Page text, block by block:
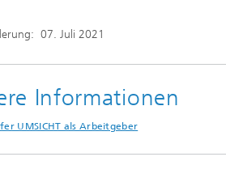
07. Juli 2021
Informationen
UMSICHT als Arbeitgeber